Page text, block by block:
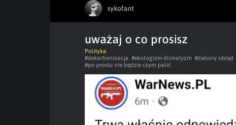
sykofant
uważaj o co prosisz
Polityka
#dekarbonizacja #ekologizm-klimatyzm #zielony obłęd
#po prostu nie będzie czym palić